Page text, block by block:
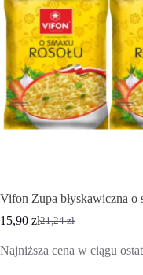
Vifon Zupa błyskawiczna o
21,24zł
Pierwotna
wynosiła:
15,90 złAktualna
wynosi:
Najniższa cena w ciągu